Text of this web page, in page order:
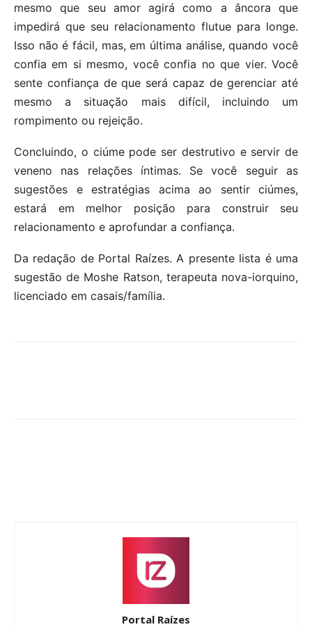
mesmo que seu amor agirá como a âncora que
impedirá que seu relacionamento flutue para longe.
Isso não é fácil, mas, em última análise, quando você
confia em si mesmo, você confia no que vier. Você
sente confiança de que será capaz de gerenciar até
mesmo a situação mais difícil, incluindo um
rompimento ou rejeição.
Concluindo, o ciúme pode ser destrutivo e servir de
veneno nas relações íntimas. Se você seguir as
sugestões e estratégias acima ao sentir ciúmes,
estará em melhor posição para construir seu
relacionamento e aprofundar a confiança.
Da redação de Portal Raízes. A presente lista é uma
sugestão de Moshe Ratson, terapeuta nova-iorquino,
licenciado em casais/família.
Portal Raízes